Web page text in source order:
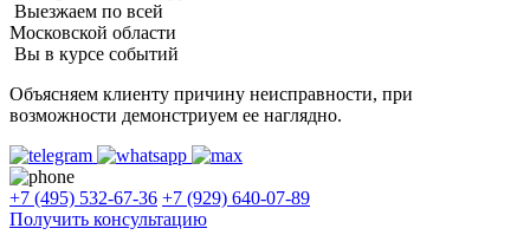
Выезжаем по всей
Московской области
Вы в курсе событий
Объясняем клиенту причину неисправности, при
возможности демонстриуем ее наглядно.
+7 (495) 532-67-36 +7 (929) 640-07-89
Получить консультацию